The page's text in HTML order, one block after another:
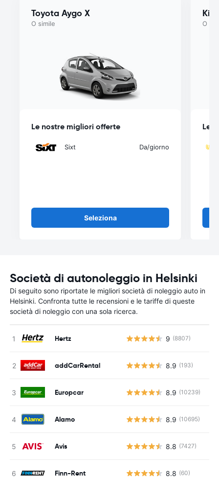
Toyota Aygo X
O simile
Le nostre migliori offerte
Sixt Da/giorno
Seleziona
Kia
O
Le
Società di autonoleggio in Helsinki
Di seguito sono riportate le migliori società di noleggio auto in
Helsinki. Confronta tutte le recensioni e le tariffe di queste
società di noleggio con una sola ricerca.
Hertz 9 (8807)
addCarRental 8.9 (193)
Europcar 8.9 (10239)
Alamo 8.9 (10695)
Avis 8.8 (7427)
Finn-Rent 8.8 (60)